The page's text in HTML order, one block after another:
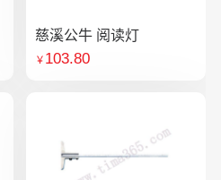
慈溪公牛 阅读灯
￥ 103.80